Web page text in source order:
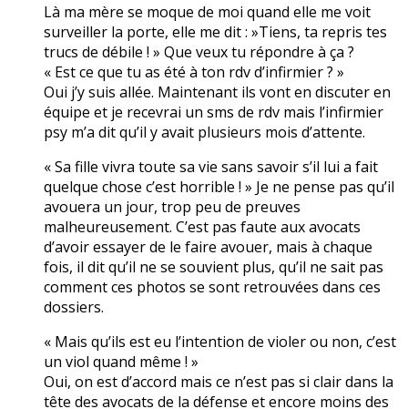
Là ma mère se moque de moi quand elle me voit
surveiller la porte, elle me dit : »Tiens, ta repris tes
trucs de débile ! » Que veux tu répondre à ça ?
« Est ce que tu as été à ton rdv d’infirmier ? »
Oui j’y suis allée. Maintenant ils vont en discuter en
équipe et je recevrai un sms de rdv mais l’infirmier
psy m’a dit qu’il y avait plusieurs mois d’attente.
« Sa fille vivra toute sa vie sans savoir s’il lui a fait
quelque chose c’est horrible ! » Je ne pense pas qu’il
avouera un jour, trop peu de preuves
malheureusement. C’est pas faute aux avocats
d’avoir essayer de le faire avouer, mais à chaque
fois, il dit qu’il ne se souvient plus, qu’il ne sait pas
comment ces photos se sont retrouvées dans ces
dossiers.
« Mais qu’ils est eu l’intention de violer ou non, c’est
un viol quand même ! »
Oui, on est d’accord mais ce n’est pas si clair dans la
tête des avocats de la défense et encore moins des